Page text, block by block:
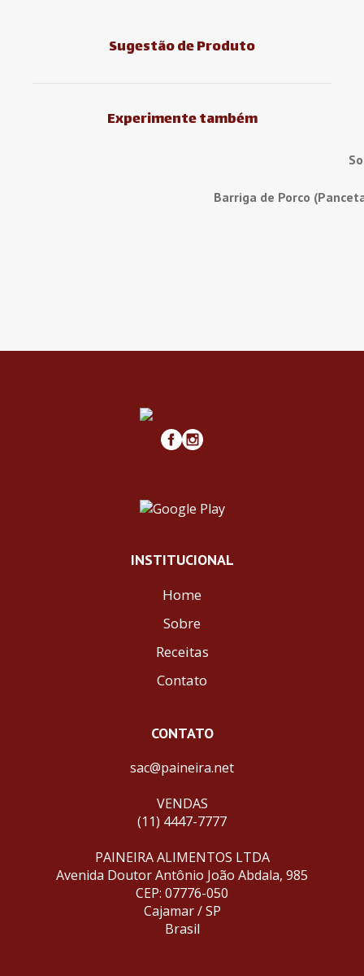
Sugestão de Produto
Experimente também
Barriga de Porco
INSTITUCIONAL
Home
Sobre
Receitas
Contato
CONTATO
sac@paineira.net
VENDAS
(11) 4447-7777
PAINEIRA ALIMENTOS LTDA
Avenida Doutor Antônio João Abdala, 985
CEP: 07776-050
Cajamar / SP
Brasil